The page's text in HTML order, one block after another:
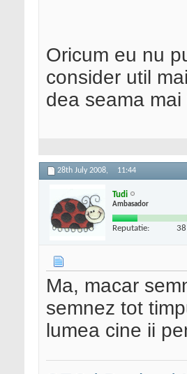
Oricum eu nu
consider util
dea seama
28th July 2008, 11:44
Tudi
Ambasador
Reputatie: 38
Ma, macar
semnez tot
lumea cine ii